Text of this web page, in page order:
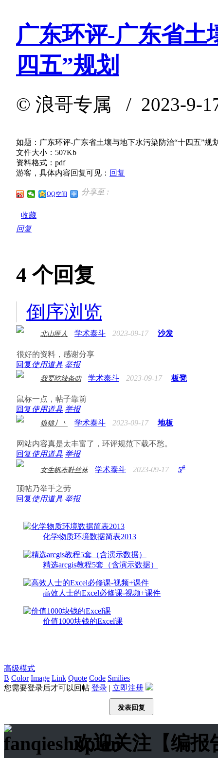
广东环评-广东省土
四五”规划
© 浪哥专属 / 2023-9-
如题：广东环评-广东省土壤与地下水污染防治“十四五”规
文件大小：507Kb
资料格式：pdf
游客，具体内容回复可见： 回复
分享至 :
QQ空间
收藏
回复
4 个回复
倒序浏览
北山匪人 学术泰斗 2023-09-17 沙发
很好的资料，感谢分享
回复使用道具 举报
我要吃辣条叻 学术泰斗 2023-09-17 板凳
鼠标一点，帖子靠前
回复使用道具 举报
狼猫丿丶 学术泰斗 2023-09-17 地板
网站内容真是太丰富了，环评规范下载不愁。
回复使用道具 举报
女生帆布鞋丝袜 学术泰斗 2023-09-17 5#
顶帖乃举手之劳
回复使用道具 举报
化学物质环境数据简表2013
精选arcgis教程5套（含演示数据）
高效人士的Excel必修课-视频+课件
价值1000块钱的Excel课
高级模式
B Color Image Link Quote Code Smilies
您需要登录后才可以回帖 登录 | 立即注册
发表回复
欢迎关注【编报